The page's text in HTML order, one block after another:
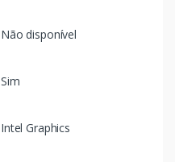
Não disponível
Sim
Intel Graphics